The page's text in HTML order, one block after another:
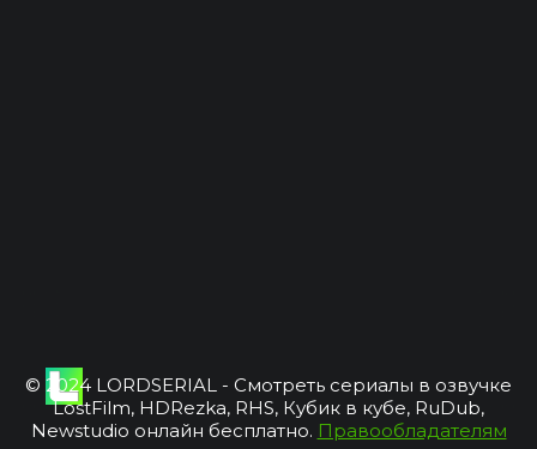
© 2024 LORDSERIAL - Смотреть сериалы в озвучке
LostFilm, HDRezka, RHS, Кубик в кубе, RuDub,
Newstudio онлайн бесплатно. Правообладателям